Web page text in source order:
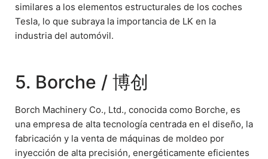
similares a los elementos estructurales de los coches
Tesla, lo que subraya la importancia de LK en la
industria del automóvil.
5. Borche / 博创
Borch Machinery Co., Ltd., conocida como Borche, es
una empresa de alta tecnología centrada en el diseño, la
fabricación y la venta de máquinas de moldeo por
inyección de alta precisión, energéticamente eficientes